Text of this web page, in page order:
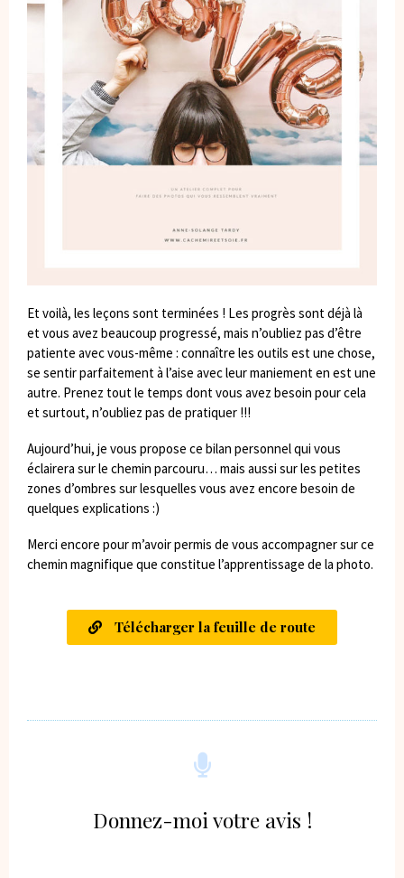
Et voilà, les leçons sont terminées ! Les progrès sont déjà là
et vous avez beaucoup progressé, mais n’oubliez pas d’être
patiente avec vous-même : connaître les outils est une chose,
se sentir parfaitement à l’aise avec leur maniement en est une
autre. Prenez tout le temps dont vous avez besoin pour cela
et surtout, n’oubliez pas de pratiquer !!!
Aujourd’hui, je vous propose ce bilan personnel qui vous
éclairera sur le chemin parcouru… mais aussi sur les petites
zones d’ombres sur lesquelles vous avez encore besoin de
quelques explications :)
Merci encore pour m’avoir permis de vous accompagner sur ce
chemin magnifique que constitue l’apprentissage de la photo.
Télécharger la feuille de route
Donnez-moi votre avis !